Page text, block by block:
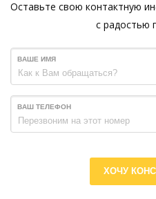
Оставьте свою контактную
с радостью
ВАШЕ ИМЯ
ВАШ ТЕЛЕФОН
ХОЧУ